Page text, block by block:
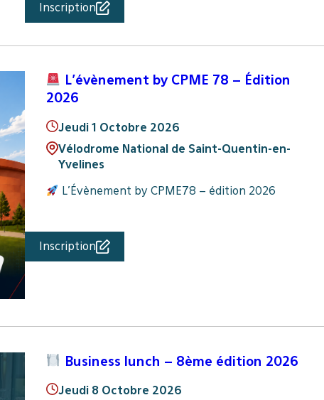
Inscription
L’évènement by CPME 78 – Édition
2026
Jeudi 1 Octobre 2026
Vélodrome National de Saint-Quentin-en-
Yvelines
L’Évènement by CPME78 – édition 2026
Inscription
Business lunch – 8ème édition 2026
Jeudi 8 Octobre 2026